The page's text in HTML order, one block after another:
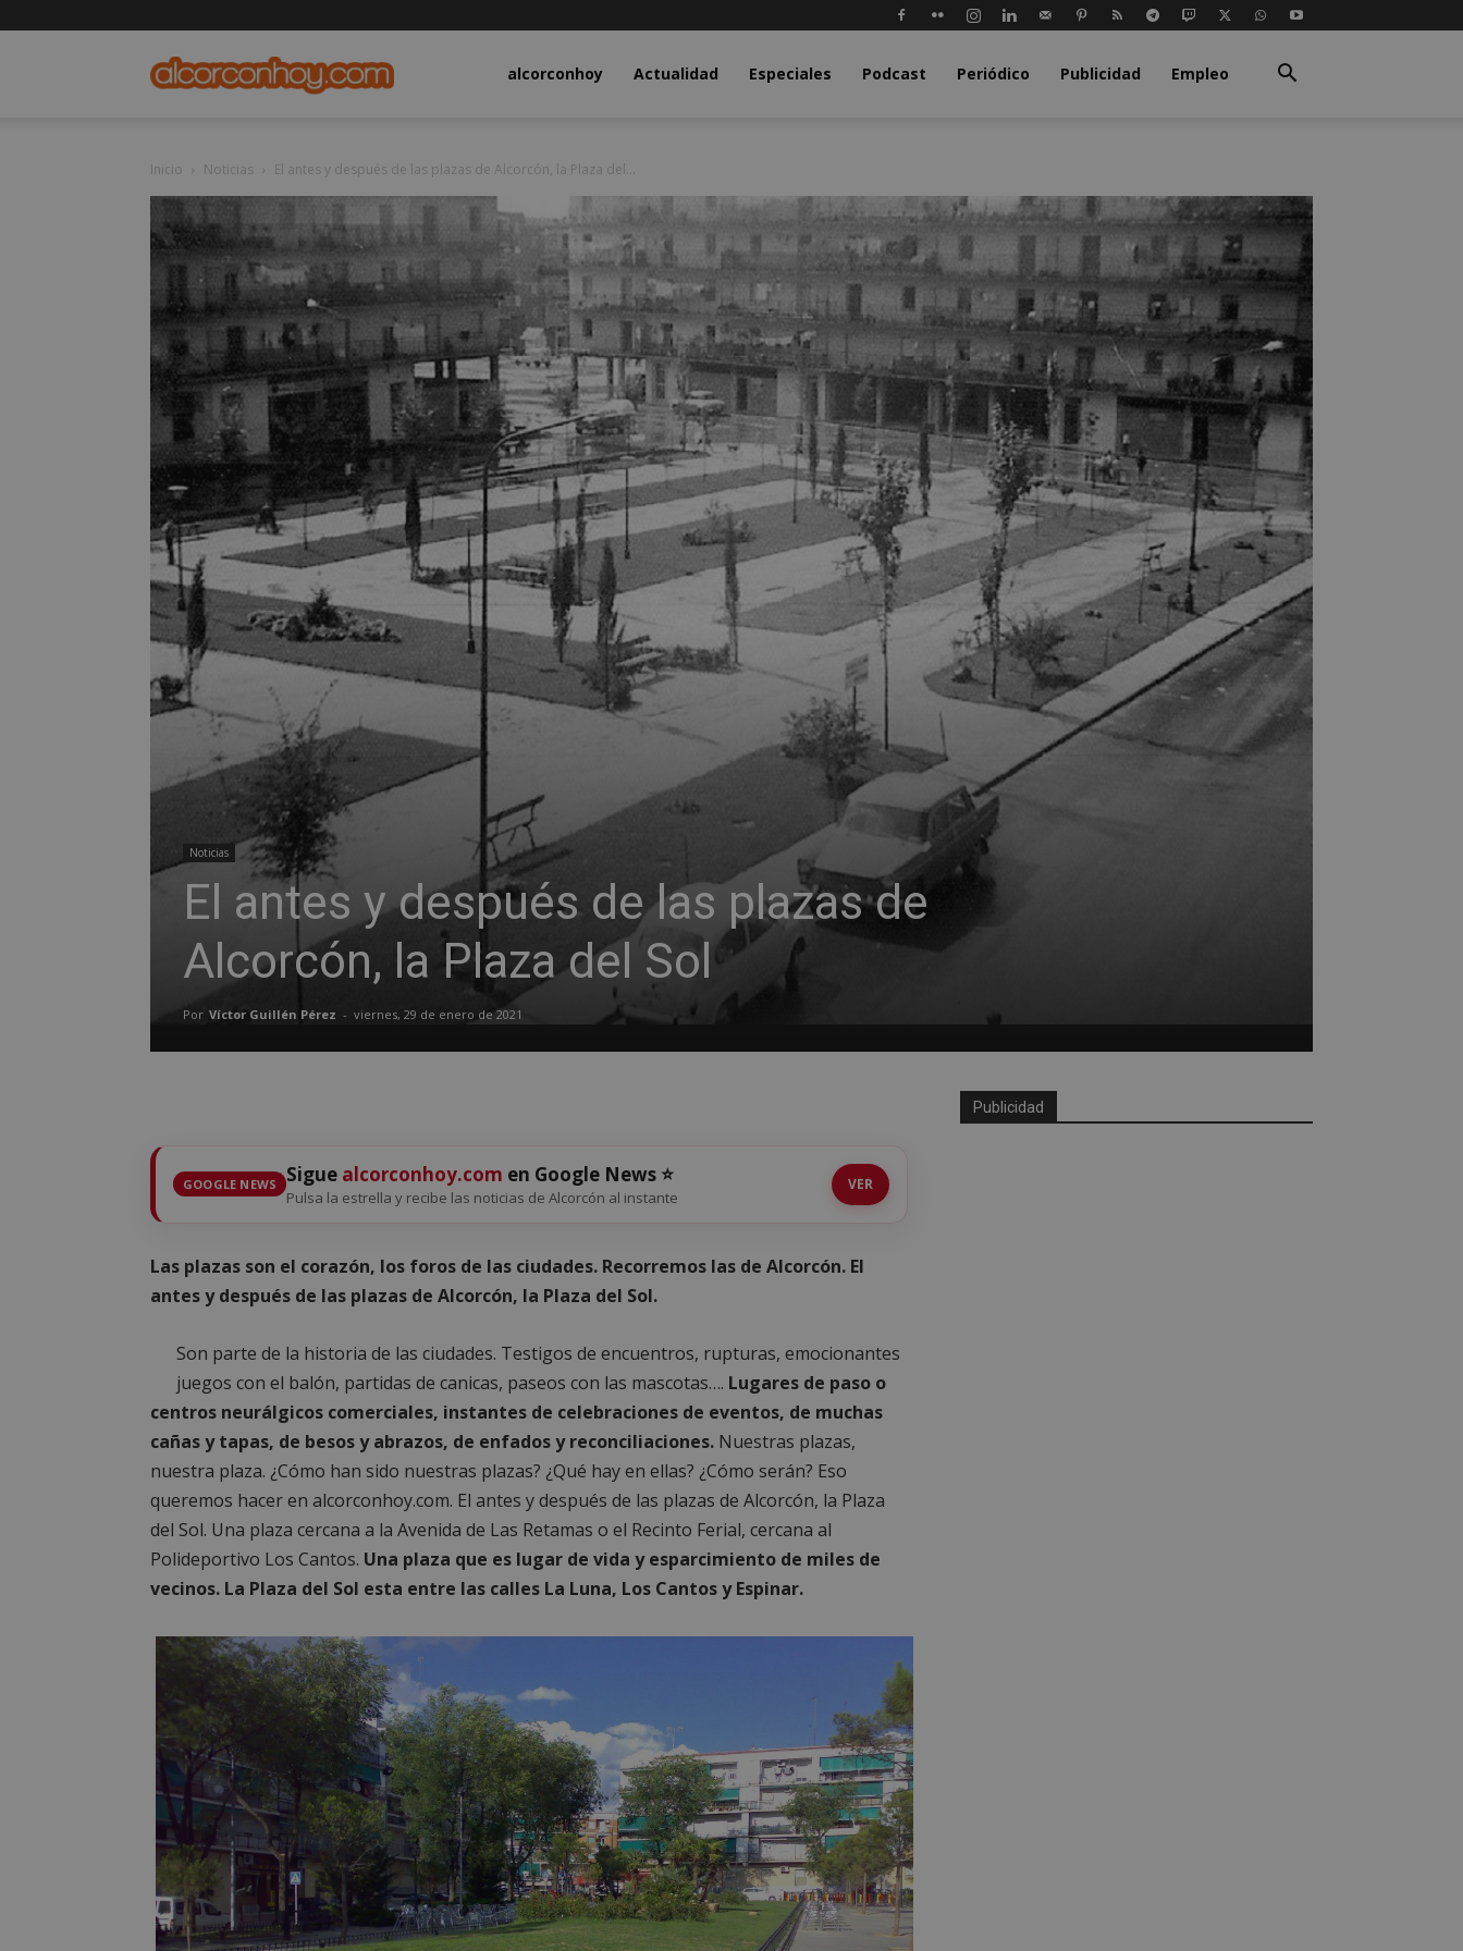
alcorconhoy.comalcorconhoy Actualidad Especiales Podcast Periódico Publicidad Empleo
Inicio Noticias El antes y después de las plazas de Alcorcón, la Plaza del...
Noticias
El antes y después de las plazas de
Alcorcón, la Plaza del Sol
Por Víctor Guillén Pérez - viernes, 29 de enero de 2021
GOOGLE NEWS Sigue alcorconhoy.com en Google News ⭐
Pulsa la estrella y recibe las noticias de Alcorcón al instante
VER
Las plazas son el corazón, los foros de las ciudades. Recorremos las de Alcorcón. El
antes y después de las plazas de Alcorcón, la Plaza del Sol.
Son parte de la historia de las ciudades. Testigos de encuentros, rupturas, emocionantes
juegos con el balón, partidas de canicas, paseos con las mascotas…. Lugares de paso o
centros neurálgicos comerciales, instantes de celebraciones de eventos, de muchas
cañas y tapas, de besos y abrazos, de enfados y reconciliaciones. Nuestras plazas,
nuestra plaza. ¿Cómo han sido nuestras plazas? ¿Qué hay en ellas? ¿Cómo serán? Eso
queremos hacer en alcorconhoy.com. El antes y después de las plazas de Alcorcón, la Plaza
del Sol. Una plaza cercana a la Avenida de Las Retamas o el Recinto Ferial, cercana al
Polideportivo Los Cantos. Una plaza que es lugar de vida y esparcimiento de miles de
vecinos. La Plaza del Sol esta entre las calles La Luna, Los Cantos y Espinar.
Publicidad